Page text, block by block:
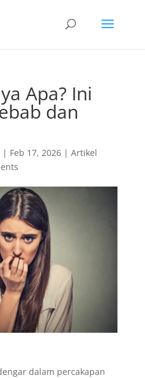
Apa? Ini
dan
| Feb 17, 2026| Artikel
dalam percakapan